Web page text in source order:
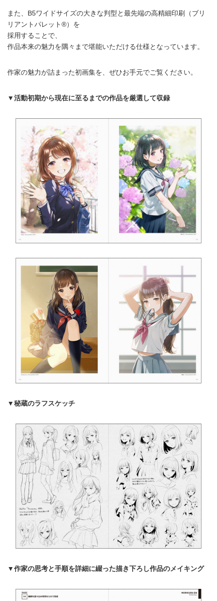
また、B5ワイドサイズの大きな判型と最先端の高精細印刷（ブリ
リアントパレット®）を
採用することで、
作品本来の魅力を隅々まで堪能いただける仕様となっています。
作家の魅力が詰まった初画集を、ぜひお手元でご覧ください。
▼活動初期から現在に至るまでの作品を厳選して収録
▼秘蔵のラフスケッチ
▼作家の思考と手順を詳細に綴った描き下ろし作品のメイキング